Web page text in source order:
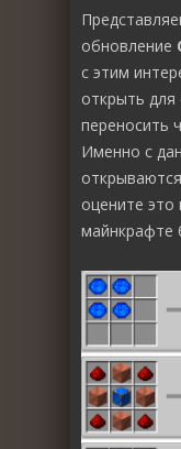
обновление
с этим
открыть
переносить
Именно с
оцените это
майнкрафте